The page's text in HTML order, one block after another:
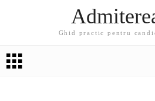
Ghid practic pentru